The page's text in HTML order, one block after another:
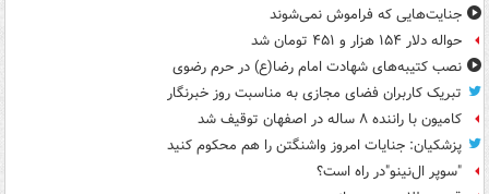
جنایت‌هایی که فراموش نمی‌شوند
حواله دلار ۱۵۴ هزار و ۴۵۱ تومان شد
نصب کتیبه‌های شهادت امام رضا(ع) در حرم رضوی
تبریک کاربران فضای مجازی به مناسبت روز خبرنگار
کامیون با راننده ۸ ساله در اصفهان توقیف شد
پزشکیان: جنایات امروز واشنگتن را هم محکوم کنید
"سوپر ال‌نینو"در راه است؟